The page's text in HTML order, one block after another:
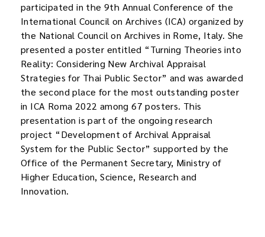
participated in the 9th Annual Conference of the
International Council on Archives (ICA) organized by
the National Council on Archives in Rome, Italy. She
presented a poster entitled “Turning Theories into
Reality: Considering New Archival Appraisal
Strategies for Thai Public Sector” and was awarded
the second place for the most outstanding poster
in ICA Roma 2022 among 67 posters. This
presentation is part of the ongoing research
project “Development of Archival Appraisal
System for the Public Sector” supported by the
Office of the Permanent Secretary, Ministry of
Higher Education, Science, Research and
Innovation.